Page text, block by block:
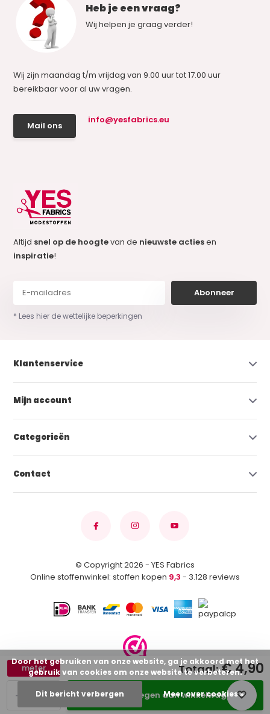
+
-
meter
Toevoegen aan winkelwagen
Totaal:€ 4,90
Heb je een vraag?
Wij helpen je graag verder!
Wij zijn maandag t/m vrijdag van 9.00 uur tot 17.00 uur
bereikbaar voor al uw vragen.
Mail ons
info@yesfabrics.eu
Altijd snel op de hoogtevan de nieuwste actiesen
inspiratie!
Abonneer
* Lees hier de wettelijke beperkingen
Klantenservice
Mijn account
Categorieën
Contact
© Copyright 2026 - YES Fabrics
Online stoffenwinkel: stoffen kopen 9,3 - 3.128 reviews
Door het gebruiken van onze website, ga je akkoord met het
gebruik van cookies om onze website te verbeteren.
Dit bericht verbergen Meer over cookies »